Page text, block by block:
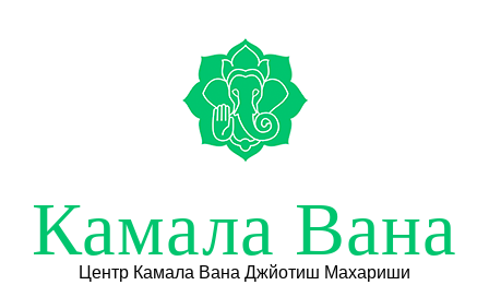
Камала Вана
Центр Камала Вана Джйотиш Махариши